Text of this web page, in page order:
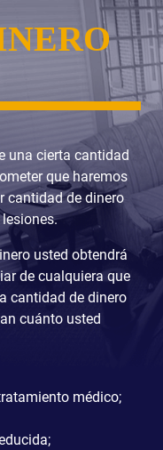
una cierta cantidad
que haremos
cantidad de dinero
usted obtendrá
de cualquiera que
cantidad de dinero
cuánto usted
médico;